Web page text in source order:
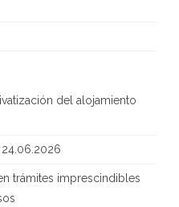
del alojamiento
trámites imprescindibles